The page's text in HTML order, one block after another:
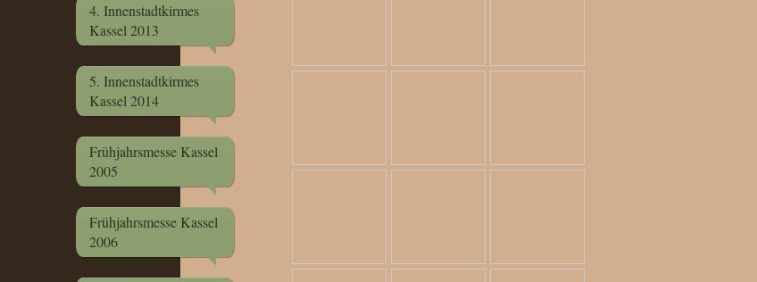
4. Innenstadtkirmes
Kassel 2013
5. Innenstadtkirmes
Kassel 2014
Frühjahrsmesse Kassel
2005
Frühjahrsmesse Kassel
2006